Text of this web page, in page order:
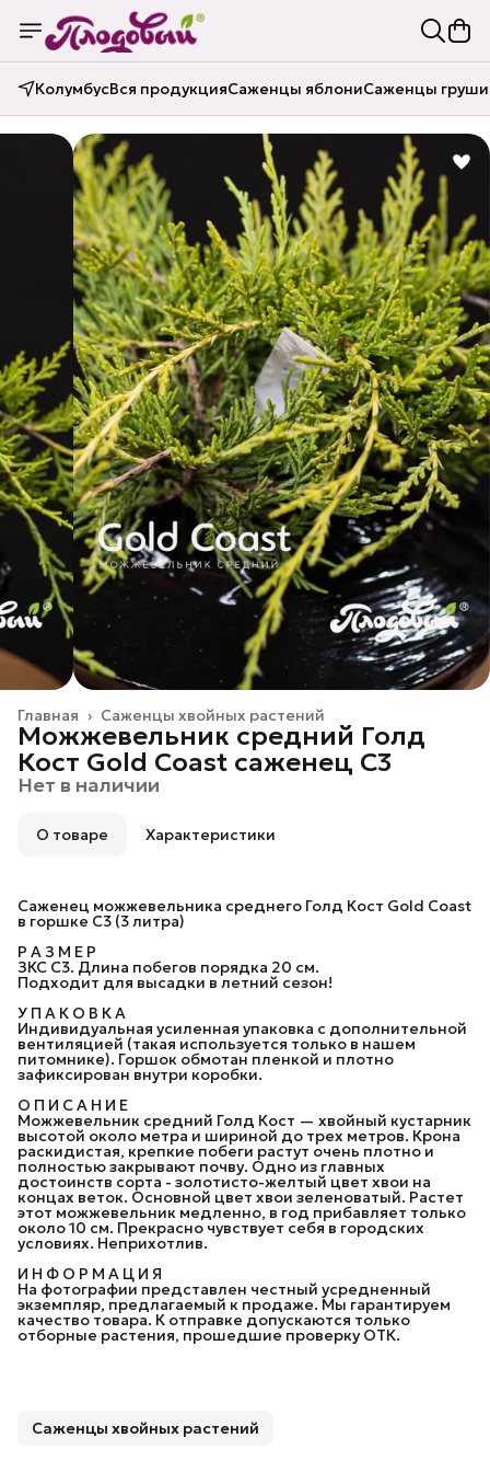
КолумбусВся продукцияСаженцы яблониСаженцы груши
Саженцы хвойных растений
Главная ›
Можжевельник средний Голд
Кост Gold Coast саженец С3
Нет в наличии
О товаре Характеристики
Саженец можжевельника среднего Голд Кост Gold Coast
в горшке C3 (3 литра)
Р А З М Е Р
ЗКС С3. Длина побегов порядка 20 см.
Подходит для высадки в летний сезон!
У П А К О В К А
Индивидуальная усиленная упаковка с дополнительной
вентиляцией (такая используется только в нашем
питомнике). Горшок обмотан пленкой и плотно
зафиксирован внутри коробки.
О П И С А Н И Е
Можжевельник средний Голд Кост — хвойный кустарник
высотой около метра и шириной до трех метров. Крона
раскидистая, крепкие побеги растут очень плотно и
полностью закрывают почву. Одно из главных
достоинств сорта - золотисто-желтый цвет хвои на
концах веток. Основной цвет хвои зеленоватый. Растет
этот можжевельник медленно, в год прибавляет только
около 10 см. Прекрасно чувствует себя в городских
условиях. Неприхотлив.
И Н Ф О Р М А Ц И Я
На фотографии представлен честный усредненный
экземпляр, предлагаемый к продаже. Мы гарантируем
качество товара. К отправке допускаются только
отборные растения, прошедшие проверку ОТК.
Саженцы хвойных растений